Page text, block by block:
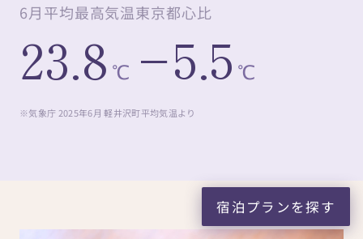
6月平均最高気温
23.8 ℃
東京都心比
−5.5 ℃
※気象庁 2025年6月 軽井沢町平均気温より
宿泊プランを探す